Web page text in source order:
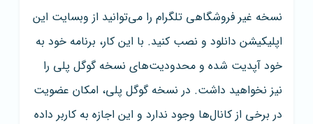
نسخه غیر فروشگاهی تلگرام را می‌توانید از وبسایت این
اپلیکیشن دانلود و نصب کنید. با این کار، برنامه خود به
خود آپدیت شده و محدودیت‌های نسخه گوگل پلی را
نیز نخواهید داشت. در نسخه گوگل پلی، امکان عضویت
در برخی از کانال‌ها وجود ندارد و این اجازه به کاربر داده